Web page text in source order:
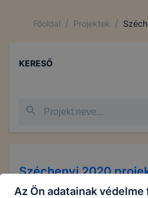
Főoldal / Projektek /
KERESŐ
Széchenyi 2020
Az Ön adatainak védelme